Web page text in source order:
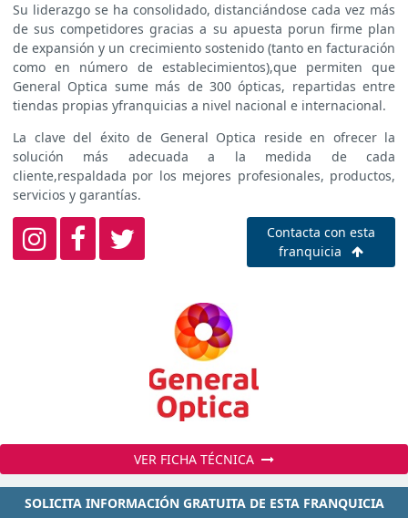
Su liderazgo se ha consolidado, distanciándose cada vez más
de sus competidores gracias a su apuesta porun firme plan
de expansión y un crecimiento sostenido (tanto en facturación
como en número de establecimientos),que permiten que
General Optica sume más de 300 ópticas, repartidas entre
tiendas propias yfranquicias a nivel nacional e internacional.
La clave del éxito de General Optica reside en ofrecer la
solución más adecuada a la medida de cada
cliente,respaldada por los mejores profesionales, productos,
servicios y garantías.
Contacta con esta
franquicia
VER FICHA TÉCNICA
SOLICITA INFORMACIÓN GRATUITA DE ESTA FRANQUICIA